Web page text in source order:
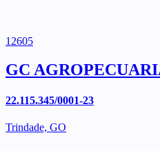
12605
GC
22.115.345/0001-23
Trindade, GO